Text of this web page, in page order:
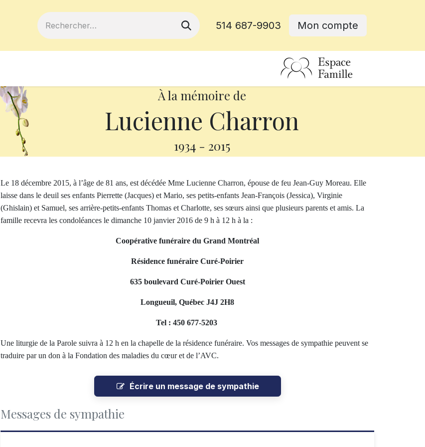
514 687-9903 Mon compte
À la mémoire de
Lucienne Charron
1934 - 2015
Le 18 décembre 2015, à l’âge de 81 ans, est décédée Mme Lucienne Charron, épouse de feu Jean-Guy Moreau. Elle
laisse dans le deuil ses enfants Pierrette (Jacques) et Mario, ses petits-enfants Jean-François (Jessica), Virginie
(Ghislain) et Samuel, ses arrière-petits-enfants Thomas et Charlotte, ses sœurs ainsi que plusieurs parents et amis. La
famille recevra les condoléances le dimanche 10 janvier 2016 de 9 h à 12 h à la :
Coopérative funéraire du Grand Montréal
Résidence funéraire Curé-Poirier
635 boulevard Curé-Poirier Ouest
Longueuil, Québec J4J 2H8
Tel : 450 677-5203
Une liturgie de la Parole suivra à 12 h en la chapelle de la résidence funéraire. Vos messages de sympathie peuvent se
traduire par un don à la Fondation des maladies du cœur et de l’AVC.
Écrire un message de sympathie
Messages de sympathie